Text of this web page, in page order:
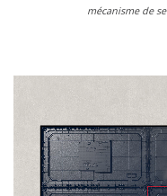
mécanisme de